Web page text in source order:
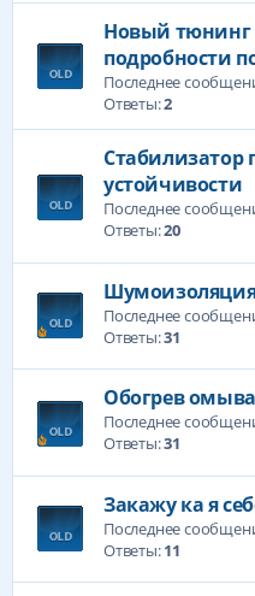
Новый тюнинг
подробности
Последнее
Ответы:2
Стабилизатор
устойчивости
Последнее
Ответы:20
Шумоизоляция
Последнее
Ответы:31
Обогрев
Последнее
Ответы:31
Закажу ка я
Последнее
Ответы:11